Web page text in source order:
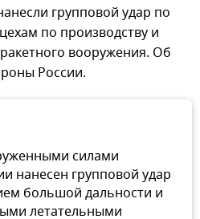
групповой удар по
по производству и
вооружения. Об
России.
силами
нанесен групповой удар
большой дальности и
летательными